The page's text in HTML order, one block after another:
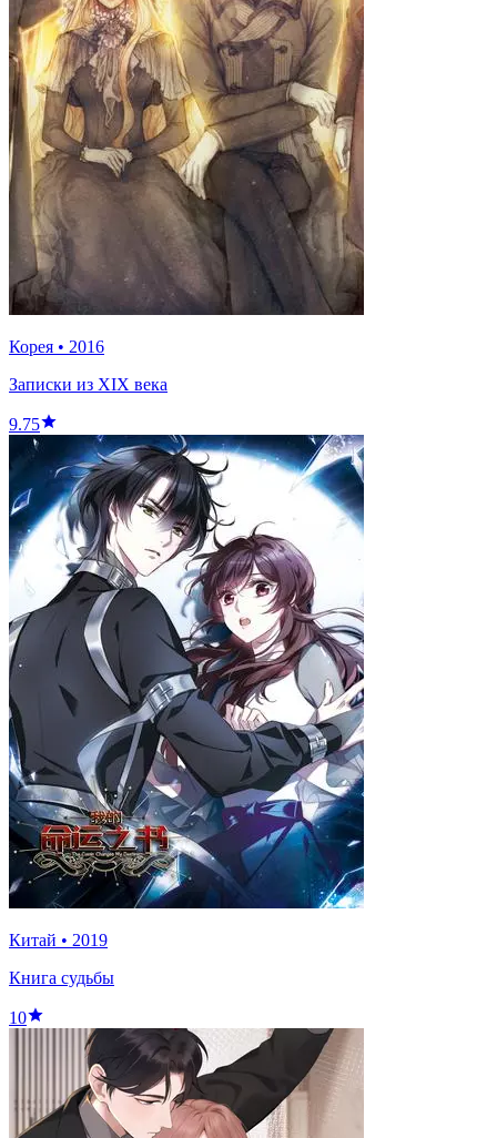
Корея • 2016
Записки из XIX века
9.75
Китай • 2019
Книга судьбы
10